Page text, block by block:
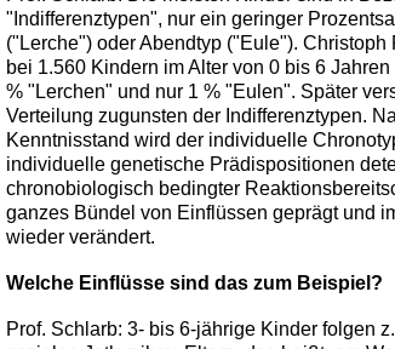
"Indifferenztypen", nur ein geringer
("Lerche") oder Abendtyp ("Eule").
bei 1.560 Kindern im Alter von 0 bis 6
% "Lerchen" und nur 1 % "Eulen". Später
Verteilung zugunsten der Indifferenztypen.
Kenntnisstand wird der individuelle
individuelle genetische Prädispositionen
chronobiologisch bedingter
ganzes Bündel von Einflüssen geprägt und
wieder verändert.
Welche Einflüsse sind das zum Beispiel?
Prof. Schlarb: 3- bis 6-jährige Kinder folgen